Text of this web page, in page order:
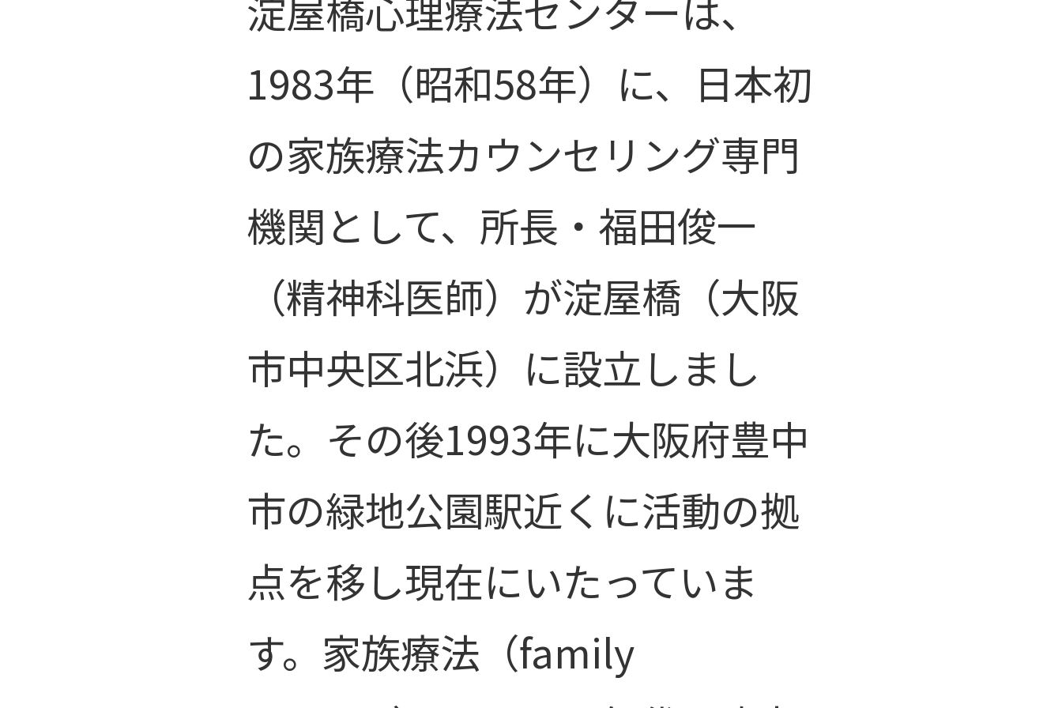
1983年（昭和58年）に、日本初
の家族療法カウンセリング専門
機関として、所長・福田俊一
（精神科医師）が淀屋橋（大阪
市中央区北浜）に設立しまし
た。その後1993年に大阪府豊中
市の緑地公園駅近くに活動の拠
点を移し現在にいたっていま
す。家族療法（family